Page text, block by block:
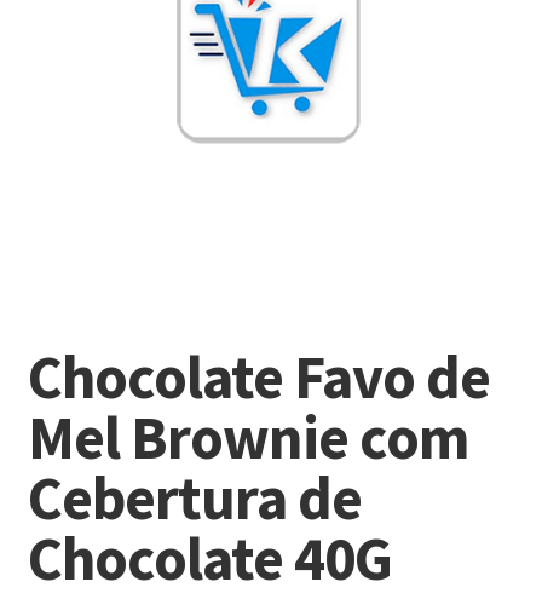
Chocolate Favo de
Mel Brownie com
Cebertura de
Chocolate 40G